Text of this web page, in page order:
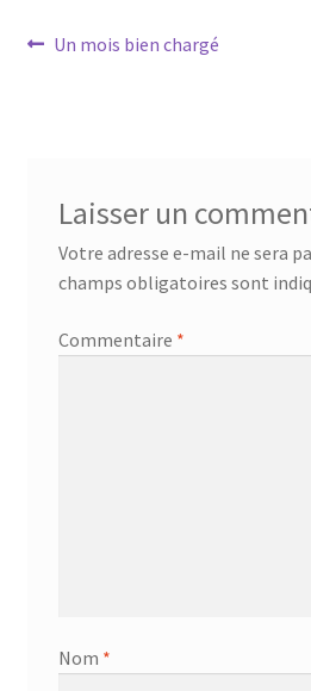
Navigation
Article
Un mois bien chargé
Laisser un
Votre adresse e-mail ne sera
champs obligatoires sont
Commentaire *
Nom *